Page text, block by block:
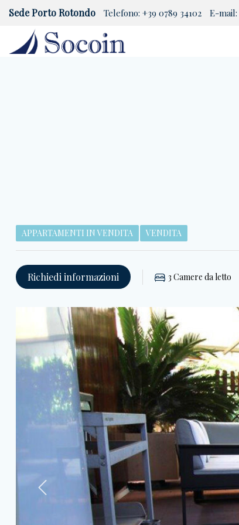
Sede Porto Rotondo Telefono: +39 0789 34102 E-mail:
APPARTAMENTI IN VENDITA VENDITA
Richiedi informazioni 3 Camere da letto